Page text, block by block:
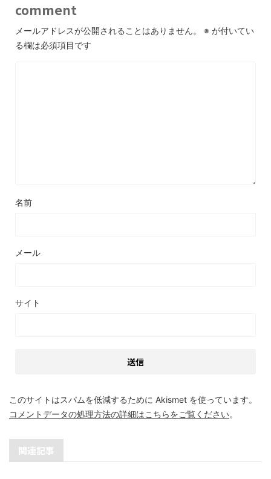
comment
メールアドレスが公開されることはありません。 ※ が付いてい
る欄は必須項目です
名前
メール
サイト
このサイトはスパムを低減するために Akismet を使っています。
コメントデータの処理方法の詳細はこちらをご覧ください。
関連記事